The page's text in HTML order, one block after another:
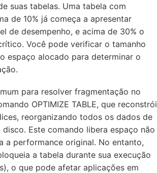
suas tabelas. Uma tabela com
de 10% já começa a apresentar
de desempenho, e acima de 30% o
Você pode verificar o tamanho
espaço alocado para determinar o
para resolver fragmentação no
OPTIMIZE TABLE, que reconstrói
reorganizando todos os dados de
Este comando libera espaço não
a performance original. No entanto,
a tabela durante sua execução
o que pode afetar aplicações em